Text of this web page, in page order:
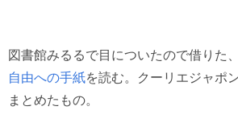
図書館みるるで目についたので借りた、
自由への手紙を読む。クーリエジャポ
まとめたもの。